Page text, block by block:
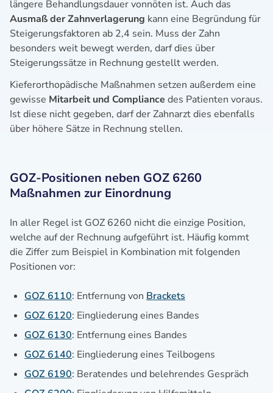
längere Behandlungsdauer vonnöten ist. Auch das
Ausmaß der Zahnverlagerung kann eine Begründung für
Steigerungsfaktoren ab 2,4 sein. Muss der Zahn
besonders weit bewegt werden, darf dies über
Steigerungssätze in Rechnung gestellt werden.
Kieferorthopädische Maßnahmen setzen außerdem eine
gewisse Mitarbeit und Compliance des Patienten voraus.
Ist diese nicht gegeben, darf der Zahnarzt dies ebenfalls
über höhere Sätze in Rechnung stellen.
GOZ-Positionen neben GOZ 6260
Maßnahmen zur Einordnung
In aller Regel ist GOZ 6260 nicht die einzige Position,
welche auf der Rechnung aufgeführt ist. Häufig kommt
die Ziffer zum Beispiel in Kombination mit folgenden
Positionen vor:
GOZ 6110: Entfernung von Brackets
GOZ 6120: Eingliederung eines Bandes
GOZ 6130: Entfernung eines Bandes
GOZ 6140: Eingliederung eines Teilbogens
GOZ 6190: Beratendes und belehrendes Gespräch